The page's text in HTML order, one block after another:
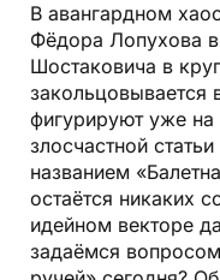
В авангардном
Фёдора Лопухова
Шостаковича в
закольцовывается
фигурируют уже на
злосчастной
названием
остаётся никаких
идейном векторе
задаёмся